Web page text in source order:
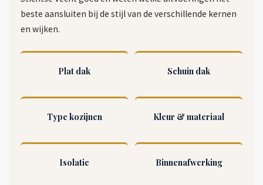
beste aansluiten bij de stijl van de verschillende kernen
en wijken.
Plat dak Schuin dak
Type kozijnen Kleur & materiaal
Isolatie Binnenafwerking